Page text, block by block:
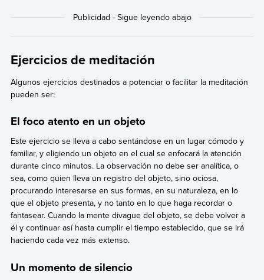
Ejercicios de meditación
Algunos ejercicios destinados a potenciar o facilitar la meditación
pueden ser:
El foco atento en un objeto
Este ejercicio se lleva a cabo sentándose en un lugar cómodo y
familiar, y eligiendo un objeto en el cual se enfocará la atención
durante cinco minutos. La observación no debe ser analítica, o
sea, como quien lleva un registro del objeto, sino ociosa,
procurando interesarse en sus formas, en su naturaleza, en lo
que el objeto presenta, y no tanto en lo que haga recordar o
fantasear. Cuando la mente divague del objeto, se debe volver a
él y continuar así hasta cumplir el tiempo establecido, que se irá
haciendo cada vez más extenso.
Un momento de silencio